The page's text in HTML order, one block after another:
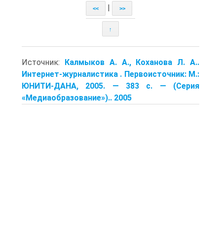
<< >>
↑
Источник: Калмыков А. А., Коханова Л. А..
Интернет-журналистика . Первоисточник: М.:
ЮНИТИ-ДАНА, 2005. — 383 с. — (Серия
«Медиаобразование»).. 2005